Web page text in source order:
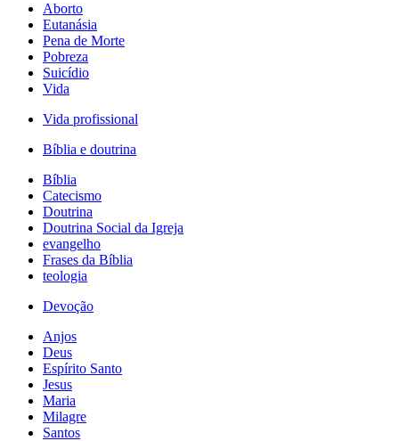
Aborto
Eutanásia
Pena de Morte
Pobreza
Suicídio
Vida
Vida profissional
Bíblia e doutrina
Bíblia
Catecismo
Doutrina
Doutrina Social da Igreja
evangelho
Frases da Bíblia
teologia
Devoção
Anjos
Deus
Espírito Santo
Jesus
Maria
Milagre
Santos